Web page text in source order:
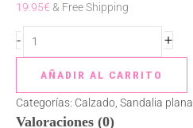
19.95€ & Free Shipping
- +
AÑADIR AL CARRITO
Categorías: Calzado Sandalia plana
Valoraciones (0)